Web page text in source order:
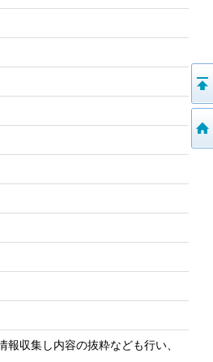
収集し内容の抜粋なども行い、